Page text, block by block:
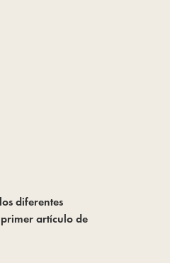
diferentes
artículo de